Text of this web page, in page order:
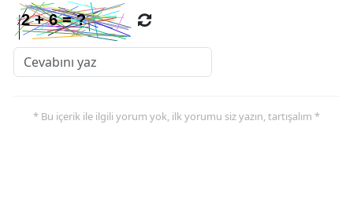
* Bu içerik ile ilgili yorum yok, ilk yorumu siz yazın, tartışalım *